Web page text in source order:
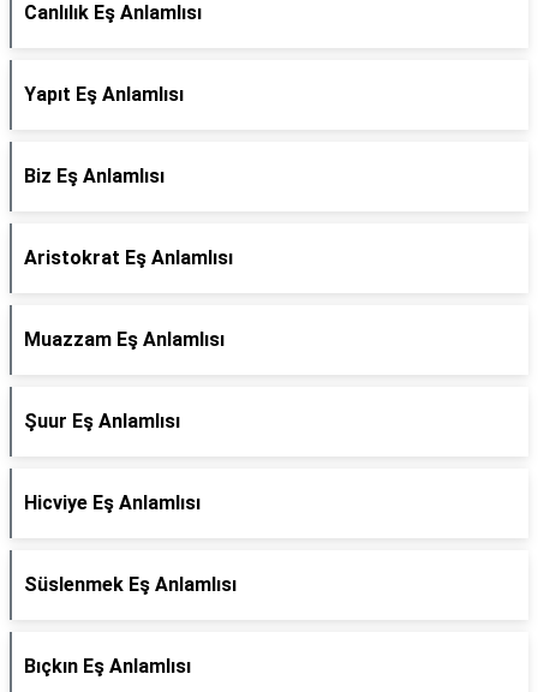
Canlılık Eş Anlamlısı
Yapıt Eş Anlamlısı
Biz Eş Anlamlısı
Aristokrat Eş Anlamlısı
Muazzam Eş Anlamlısı
Şuur Eş Anlamlısı
Hicviye Eş Anlamlısı
Süslenmek Eş Anlamlısı
Bıçkın Eş Anlamlısı